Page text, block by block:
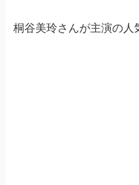
桐谷美玲さんが主演の人